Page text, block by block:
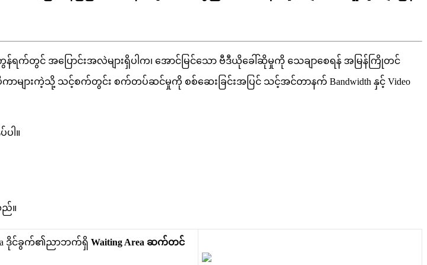
နရကတင အပငအလမရပ က၊ အင မငသ ဗဒယခ ဆမက သခစရန အ မန ကတင
ကမကသ သငစကတင စကတပဆငမက စစဆ ခငအ ပင သငအငတနက Bandwidth နင Video
ပပ ။
ည။
ဒငခက၏ညဘကရ Waiting Area ဆကတင